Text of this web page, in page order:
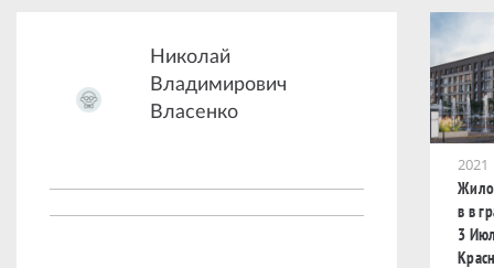
Николай
Владимирович
Власенко
2021
в в
3